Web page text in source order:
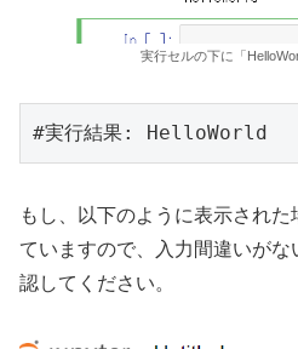
実行セルの下に「
#実行結果: HelloWorld
もし、以下のように表示され
ていますので、入力間違いが
認してください。